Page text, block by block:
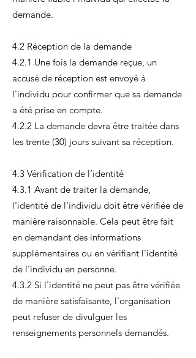
demande.
4.2 Réception de la demande
4.2.1 Une fois la demande reçue, un
accusé de réception est envoyé à
l'individu pour confirmer que sa demande
a été prise en compte.
4.2.2 La demande devra être traitée dans
les trente (30) jours suivant sa réception.
4.3 Vérification de l’identité
4.3.1 Avant de traiter la demande,
l'identité de l'individu doit être vérifiée de
manière raisonnable. Cela peut être fait
en demandant des informations
supplémentaires ou en vérifiant l'identité
de l'individu en personne.
4.3.2 Si l'identité ne peut pas être vérifiée
de manière satisfaisante, l'organisation
peut refuser de divulguer les
renseignements personnels demandés.